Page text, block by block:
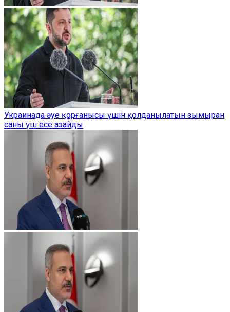
Украинада әуе қорғанысы үшін қолданылатын зымыран
саны үш есе азайды